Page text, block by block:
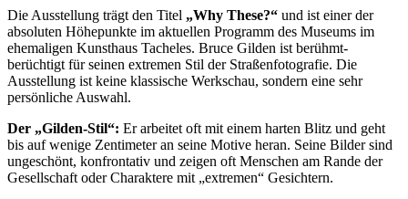
Die Ausstellung trägt den Titel „Why These?“ und ist einer der
absoluten Höhepunkte im aktuellen Programm des Museums im
ehemaligen Kunsthaus Tacheles. Bruce Gilden ist berühmt-
berüchtigt für seinen extremen Stil der Straßenfotografie. Die
Ausstellung ist keine klassische Werkschau, sondern eine sehr
persönliche Auswahl.
Der „Gilden-Stil“: Er arbeitet oft mit einem harten Blitz und geht
bis auf wenige Zentimeter an seine Motive heran. Seine Bilder sind
ungeschönt, konfrontativ und zeigen oft Menschen am Rande der
Gesellschaft oder Charaktere mit „extremen“ Gesichtern.